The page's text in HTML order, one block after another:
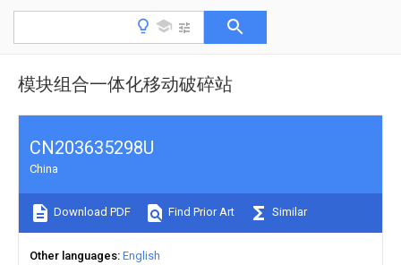
模块组合一体化移动破碎站
CN203635298U
China
Download PDF Find Prior Art Similar
Other languages English